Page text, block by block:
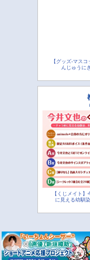
【グッズ-マス
んじゅうに
【くじメイト
に見える幼馴